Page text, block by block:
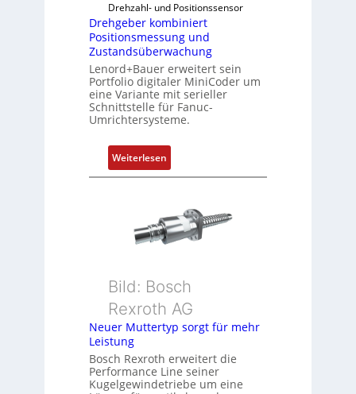
m
b
i
i
e
r
P
o
s
i
o
m
s
u
n
Drehzahl- und Positionssensor
Drehgeber kombiniert
Positionsmessung und
Zustandsüberwachung
Lenord+Bauer erweitert sein
Portfolio digitaler MiniCoder um
eine Variante mit serieller
Schnittstelle für Fanuc-
Umrichtersysteme.
Weiterlesen:
D
h
g
e
k
m
b
i
Bild: Bosch
Rexroth AG
Neuer Muttertyp sorgt für mehr
Leistung
Bosch Rexroth erweitert die
Performance Line seiner
Kugelgewindetriebe um eine